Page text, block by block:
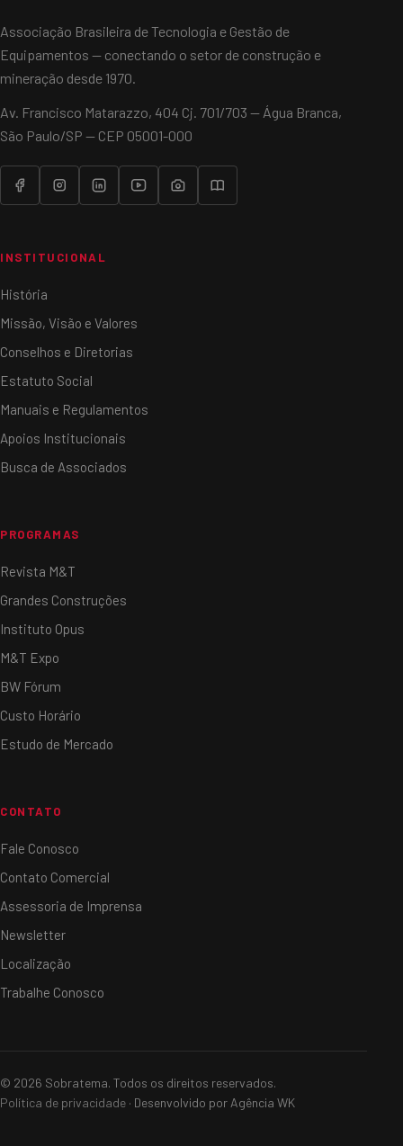
Associação Brasileira de Tecnologia e Gestão de
Equipamentos — conectando o setor de construção e
mineração desde 1970.
Av. Francisco Matarazzo, 404 Cj. 701/703 — Água Branca,
São Paulo/SP — CEP 05001-000
INSTITUCIONAL
História
Missão, Visão e Valores
Conselhos e Diretorias
Estatuto Social
Manuais e Regulamentos
Apoios Institucionais
Busca de Associados
PROGRAMAS
Revista M&T
Grandes Construções
Instituto Opus
M&T Expo
BW Fórum
Custo Horário
Estudo de Mercado
CONTATO
Fale Conosco
Contato Comercial
Assessoria de Imprensa
Newsletter
Localização
Trabalhe Conosco
© 2026 Sobratema. Todos os direitos reservados.
Política de privacidade · Desenvolvido por Agência WK